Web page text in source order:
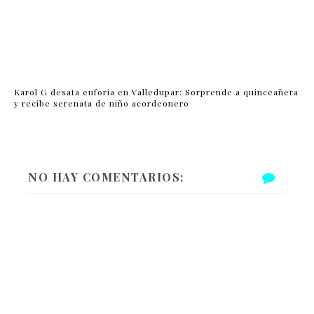
Karol G desata euforia en Valledupar: Sorprende a quinceañera
y recibe serenata de niño acordeonero
NO HAY COMENTARIOS: